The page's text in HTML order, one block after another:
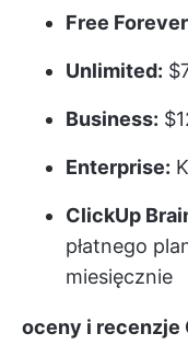
Free Forever
Unlimited:
Business:
Enterprise:
ClickUp
płatnego
miesięcznie
oceny i recenzje